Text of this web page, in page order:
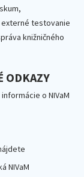
testovanie
knižničného
ODKAZY
o NIVaM
NIVaM